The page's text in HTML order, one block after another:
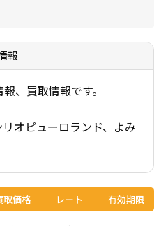
待券）
紙
紙
報
、買取情報です。
オピューロランド、よみ
取価格 レート
有効期限